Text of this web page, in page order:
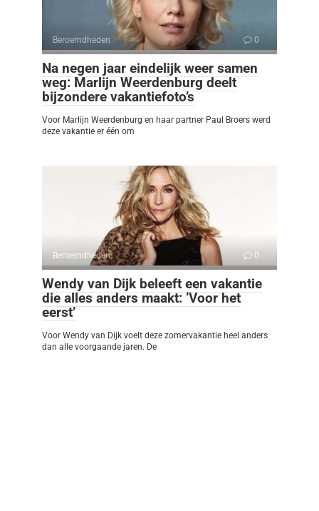
Beroemdheden 0
Na negen jaar eindelijk weer samen
weg: Marlijn Weerdenburg deelt
bijzondere vakantiefoto’s
Voor Marlijn Weerdenburg en haar partner Paul Broers werd
deze vakantie er één om
Beroemdheden 0
Wendy van Dijk beleeft een vakantie
die alles anders maakt: ‘Voor het
eerst’
Voor Wendy van Dijk voelt deze zomervakantie heel anders
dan alle voorgaande jaren. De